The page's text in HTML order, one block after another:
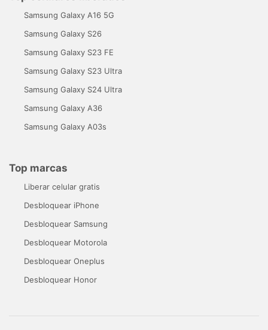
Samsung Galaxy A16 5G
Samsung Galaxy S26
Samsung Galaxy S23 FE
Samsung Galaxy S23 Ultra
Samsung Galaxy S24 Ultra
Samsung Galaxy A36
Samsung Galaxy A03s
Top marcas
Liberar celular gratis
Desbloquear iPhone
Desbloquear Samsung
Desbloquear Motorola
Desbloquear Oneplus
Desbloquear Honor